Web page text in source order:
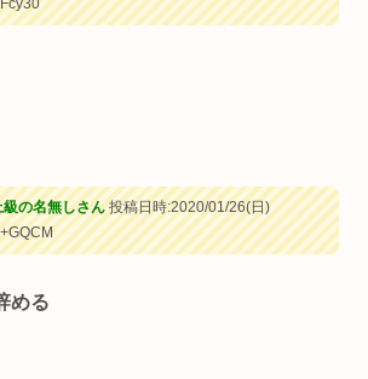
の名無しさん投稿日時:2020/01/26(日)
める